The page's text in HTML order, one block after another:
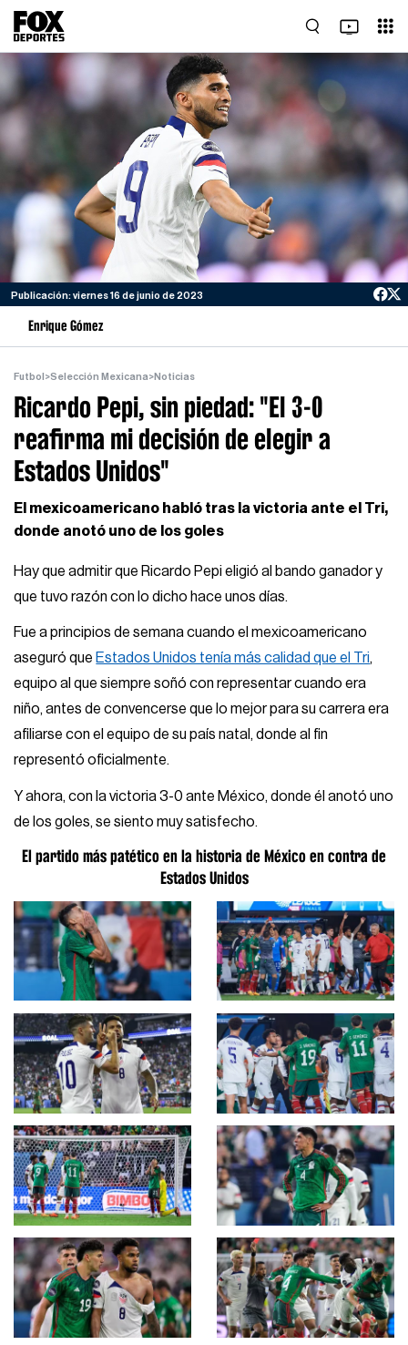
Publicación: viernes 16 de junio de 2023
Enrique Gómez
Futbol >Selección Mexicana>Noticias
Ricardo Pepi, sin piedad: "El 3-0
reafirma mi decisión de elegir a
Estados Unidos"
El mexicoamericano habló tras la victoria ante el Tri,
donde anotó uno de los goles
Hay que admitir que Ricardo Pepi eligió al bando ganador y
que tuvo razón con lo dicho hace unos días.
Fue a principios de semana cuando el mexicoamericano
aseguró que Estados Unidos tenía más calidad que el Tri,
equipo al que siempre soñó con representar cuando era
niño, antes de convencerse que lo mejor para su carrera era
afiliarse con el equipo de su país natal, donde al fin
representó oficialmente.
Y ahora, con la victoria 3-0 ante México, donde él anotó uno
de los goles, se siento muy satisfecho.
El partido más patético en la historia de México en contra de
Estados Unidos